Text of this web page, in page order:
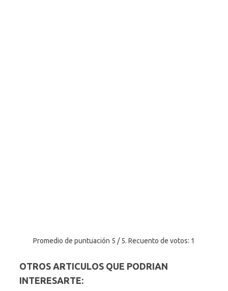
Promedio de puntuación 5 / 5. Recuento de votos: 1
OTROS ARTICULOS QUE PODRIAN
INTERESARTE: